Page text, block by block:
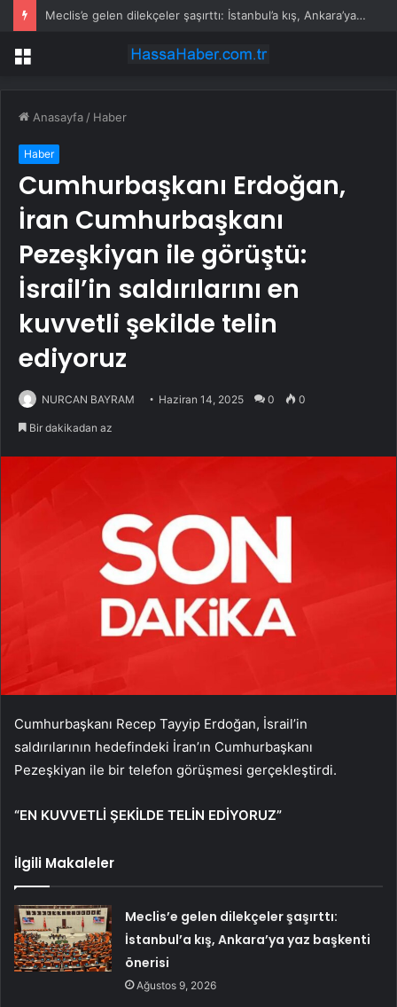
Meclis’e gelen dilekçeler şaşırttı: İstanbul’a kış, Ankara’ya yaz başkenti önerisi
Menü
Anasayfa / Haber
Haber
Cumhurbaşkanı Erdoğan,
İran Cumhurbaşkanı
Pezeşkiyan ile görüştü:
İsrail’in saldırılarını en
kuvvetli şekilde telin
ediyoruz
NURCAN BAYRAM Haziran 14, 2025 0 0
Bir dakikadan az
Cumhurbaşkanı Recep Tayyip Erdoğan, İsrail’in
saldırılarının hedefindeki İran’ın Cumhurbaşkanı
Pezeşkiyan ile bir telefon görüşmesi gerçekleştirdi.
“EN KUVVETLİ ŞEKİLDE TELİN EDİYORUZ”
İlgili Makaleler
Meclis’e gelen dilekçeler şaşırttı:
İstanbul’a kış, Ankara’ya yaz başkenti
önerisi
Ağustos 9, 2026